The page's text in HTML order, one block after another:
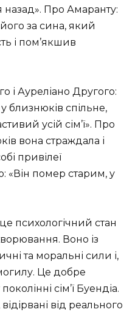
назад». Про Амаранту:
за сина, який
і пом’якшив
і Ауреліано Другого:
близнюків спільне,
усій сім’ї». Про
вона страждала і
привілеї
«Він помер старим, у
психологічний стан
Воно із
та моральні сили і,
Це добре
сім’ї Буендіа.
від реального